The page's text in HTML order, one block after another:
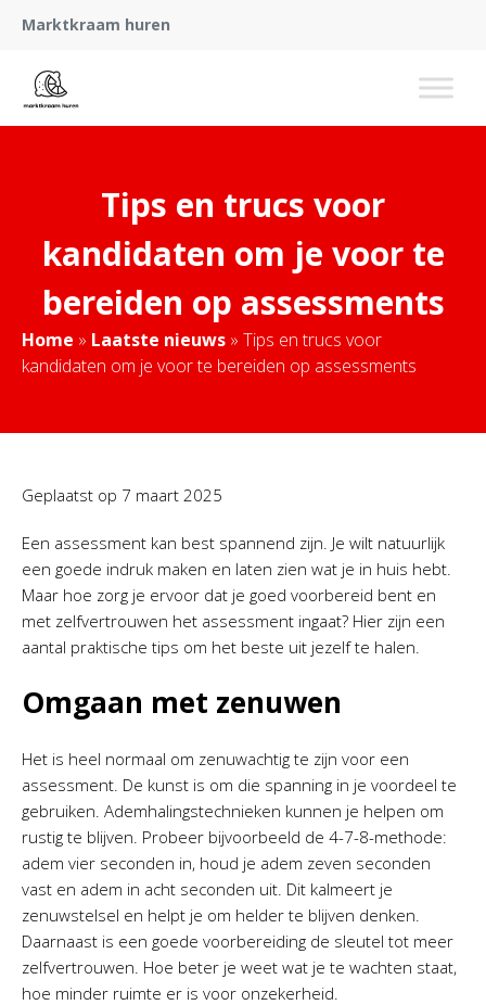
Marktkraam huren
Tips en trucs voor
kandidaten om je voor te
bereiden op assessments
Home » Laatste nieuws » Tips en trucs voor
kandidaten om je voor te bereiden op assessments
Geplaatst op 7 maart 2025
Een assessment kan best spannend zijn. Je wilt natuurlijk
een goede indruk maken en laten zien wat je in huis hebt.
Maar hoe zorg je ervoor dat je goed voorbereid bent en
met zelfvertrouwen het assessment ingaat? Hier zijn een
aantal praktische tips om het beste uit jezelf te halen.
Omgaan met zenuwen
Het is heel normaal om zenuwachtig te zijn voor een
assessment. De kunst is om die spanning in je voordeel te
gebruiken. Ademhalingstechnieken kunnen je helpen om
rustig te blijven. Probeer bijvoorbeeld de 4-7-8-methode:
adem vier seconden in, houd je adem zeven seconden
vast en adem in acht seconden uit. Dit kalmeert je
zenuwstelsel en helpt je om helder te blijven denken.
Daarnaast is een goede voorbereiding de sleutel tot meer
zelfvertrouwen. Hoe beter je weet wat je te wachten staat,
hoe minder ruimte er is voor onzekerheid.